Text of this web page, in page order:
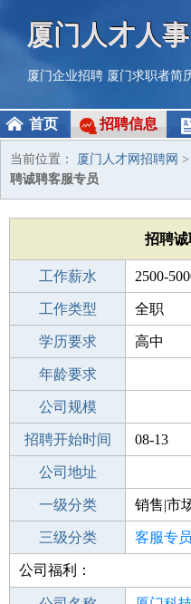
厦门人才人
厦门企业招聘 厦门求职者简
首页 招聘信息
当前位置： 厦门人才网招聘网 >
聘诚聘客服专员
招聘
工作薪水 2500-
招聘人数 若干
工作类型 全职
性别要求 -
学历要求 高中
工作经验
年龄要求
工作地点
公司规模
公司电话
招聘开始时间 08-13
招聘结束时间
公司地址
一级分类 销售|市
二级分类 客服
三级分类 客服专员
其他行业
公司福利：